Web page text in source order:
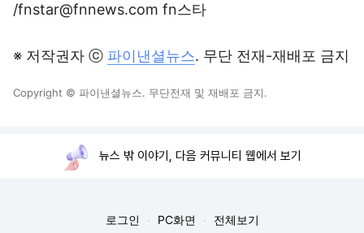
/fnstar@fnnews.com fn스타
※ 저작권자 ⓒ 파이낸셜뉴스. 무단 전재-재배포 금지
Copyright © 파이낸셜뉴스. 무단전재 및 재배포 금지.
뉴스 밖 이야기, 다음 커뮤니티 웹에서 보기
로그인 PC화면 전체보기